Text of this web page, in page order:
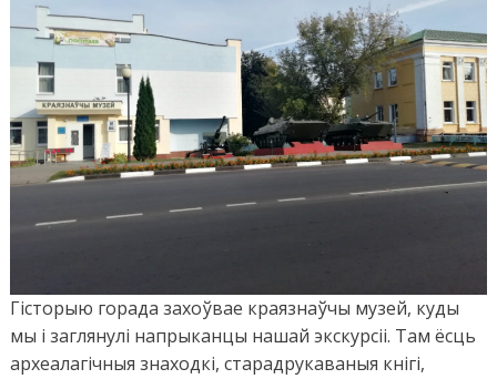
Гісторыю горада захоўвае краязнаўчы музей, куды
мы і заглянулі напрыканцы нашай экскурсіі. Там ёсць
археалагічныя знаходкі, старадрукаваныя кнігі,